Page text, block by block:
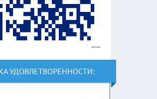
УДОВЛЕТВОРЕННОСТИ: